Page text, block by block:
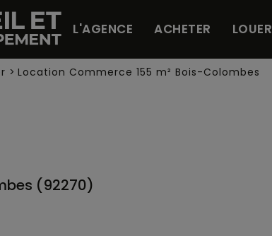
L'AGENCE ACHETER LOUER
> Location Commerce 155 m² Bois-Colombes
(92270)